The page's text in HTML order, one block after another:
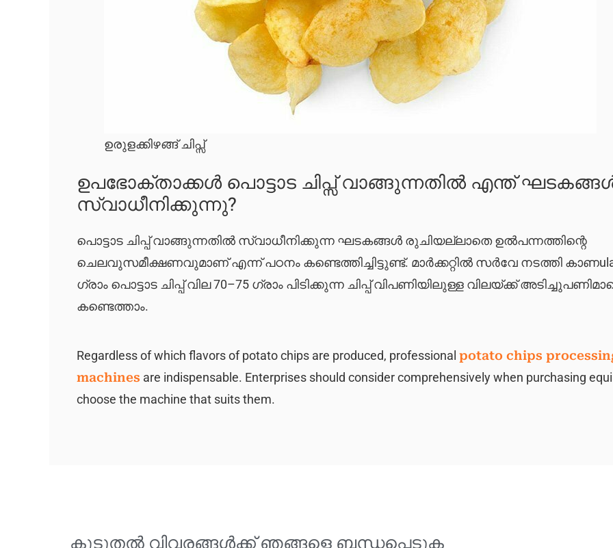
ഉരുളക്കിഴങ്ങ് ചിപ്സ്
ഉപഭോക്താക്കൾ പൊട്ടാട ചിപ്സ് വാങ്ങുന്നതിൽ എന്ത്
സ്വാധീനിക്കുന്നു?
പൊട്ടാട ചിപ്പ് വാങ്ങുന്നതിൽ സ്വാധീനിക്കുന്ന ഘടകങ്ങൾ രുചിയല്ലാതെ ഉൽപന്നത്തിന്റെ
ചെലവുസമീക്ഷണവുമാണ് എന്ന് പഠനം കണ്ടെത്തിച്ചിട്ടുണ്ട്. മാർക്കറ്റിൽ സർവേ നടത്തി
ഗ്രാം പൊട്ടാട ചിപ്പ് വില 70–75 ഗ്രാം പിടിക്കുന്ന ചിപ്പ് വിപണിയിലുള്ള വിലയ്ക്ക്
കണ്ടെത്താം.
Regardless of which flavors of potato chips are produced, professional potato chips
machines are indispensable. Enterprises should consider comprehensively when purchasing
choose the machine that suits them.
കൂടുതൽ വിവരങ്ങൾക്ക് ഞങ്ങളെ ബന്ധപ്പെടുക